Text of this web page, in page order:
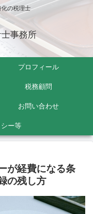
の税理士
事務所
プロフィール
税務顧問
お問い合わせ
ー等
が経費になる条
の残し方